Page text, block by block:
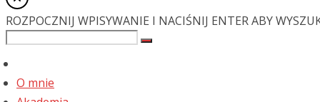
ROZPOCZNIJ WPISYWANIE I NACIŚNIJ ENTER ABY
O mnie